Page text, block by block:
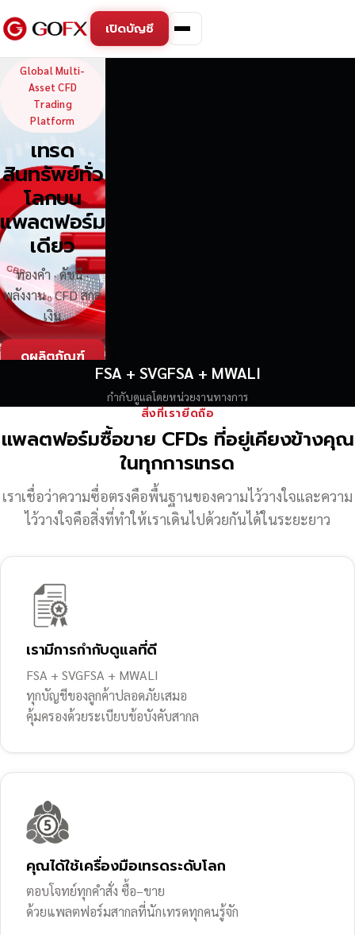
เปิดบัญชี
GoFX — Global Multi-
Global Multi-
Asset CFD
Trading
Platform
เทรด
สินทรัพย์ทั่ว
โลกบน
แพลตฟอร์ม
เดียว
ทองคำ · ดัชนี ·
พลังงาน · CFD สกุล
เงิน
ดูผลิตภัณฑ์
FSA + SVGFSA + MWALI
กำกับดูแลโดยหน่วยงานทางการ
สิ่งที่เรายึดถือ
แพลตฟอร์มซื้อขาย CFDs ที่อยู่เคียงข้างคุณ
ในทุกการเทรด
เราเชื่อว่าความซื่อตรงคือพื้นฐานของความไว้วางใจและความ
ไว้วางใจคือสิ่งที่ทำให้เราเดินไปด้วยกันได้ในระยะยาว
เรามีการกำกับดูแลที่ดี
FSA + SVGFSA + MWALI
ทุกบัญชีของลูกค้าปลอดภัยเสมอ
คุ้มครองด้วยระเบียบข้อบังคับสากล
คุณได้ใช้เครื่องมือเทรดระดับโลก
ตอบโจทย์ทุกคำสั่ง ซื้อ–ขาย
ด้วยแพลตฟอร์มสากลที่นักเทรดทุกคนรู้จัก